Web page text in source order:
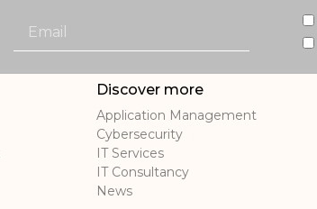
Discover more
Application Management
Cybersecurity
IT Services
IT Consultancy
News